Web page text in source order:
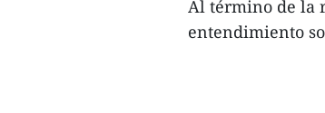
Al término de la
entendimiento